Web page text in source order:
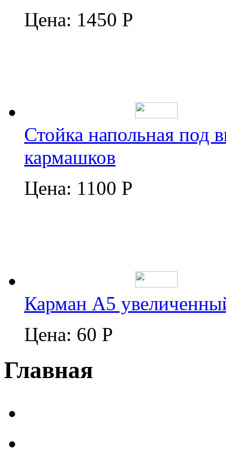
Цена: 1450 Р
Стойка напольная под
кармашков
Цена: 1100 Р
Карман А5
Цена: 60 Р
Главная